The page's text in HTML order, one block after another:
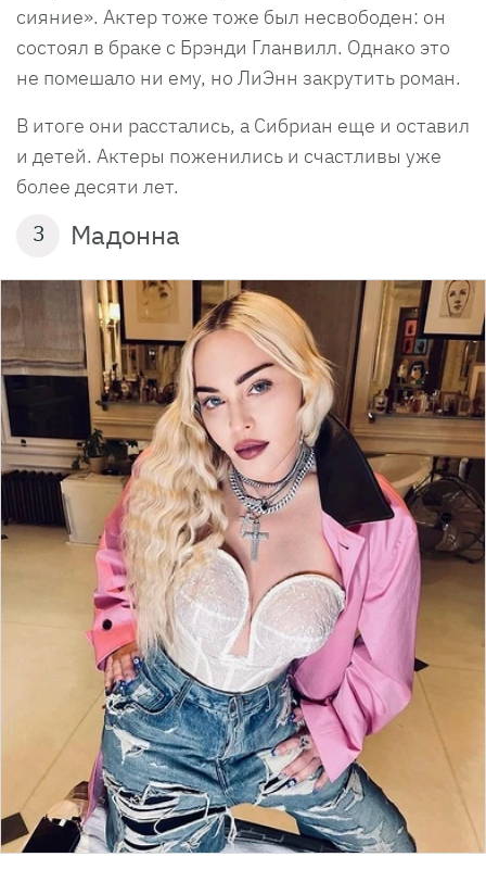
сияние». Актер тоже тоже был несвободен: он
состоял в браке с Брэнди Гланвилл. Однако это
не помешало ни ему, но ЛиЭнн закрутить роман.
В итоге они расстались, а Сибриан еще и оставил
и детей. Актеры поженились и счастливы уже
более десяти лет.
3 Мадонна